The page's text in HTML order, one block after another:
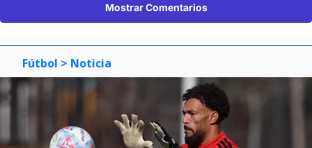
Mostrar Comentarios
Fútbol > Noticia